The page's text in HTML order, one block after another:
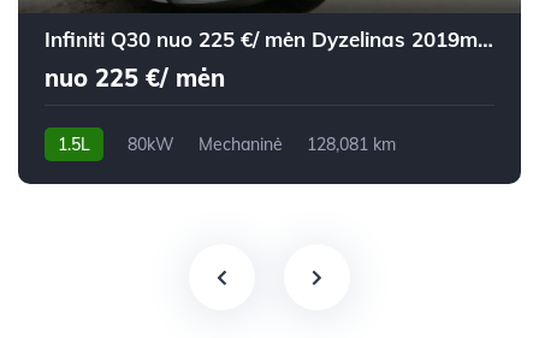
Infiniti Q30 nuo 225 €/ mėn Dyzelinas 2019m. Visureigis Mechaninė
nuo 225 €/ mėn
1.5L 80kW Mechaninė
128,081 km